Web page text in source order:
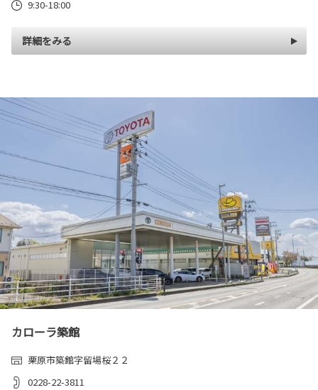
9:30-18:00
詳細をみる
カローラ築館
栗原市築館字留場桜２２
0228-22-3811